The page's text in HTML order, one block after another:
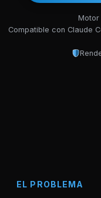
Motor
Compatible con Claude
EL PROBLEMA